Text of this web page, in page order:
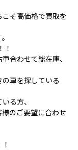
そ高価格で買取を
合わせて総在庫、
車を探している
る方、
のご要望に合わせ